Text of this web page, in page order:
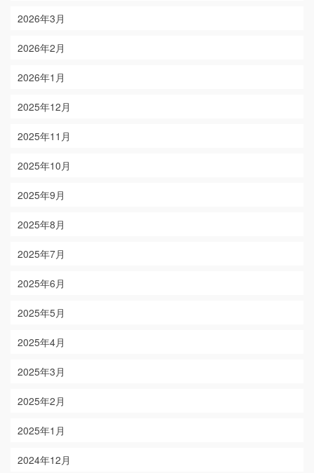
2026年3月
2026年2月
2026年1月
2025年12月
2025年11月
2025年10月
2025年9月
2025年8月
2025年7月
2025年6月
2025年5月
2025年4月
2025年3月
2025年2月
2025年1月
2024年12月